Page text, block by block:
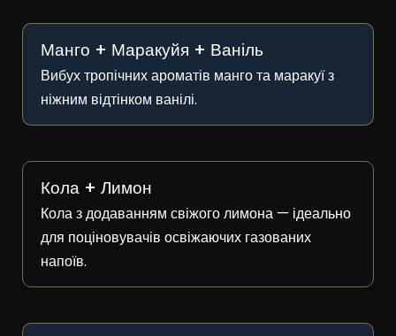
Манго + Маракуйя + Ваніль
Вибух тропічних ароматів манго та маракуї з
ніжним відтінком ванілі.
Кола + Лимон
Кола з додаванням свіжого лимона — ідеально
для поціновувачів освіжаючих газованих
напоїв.